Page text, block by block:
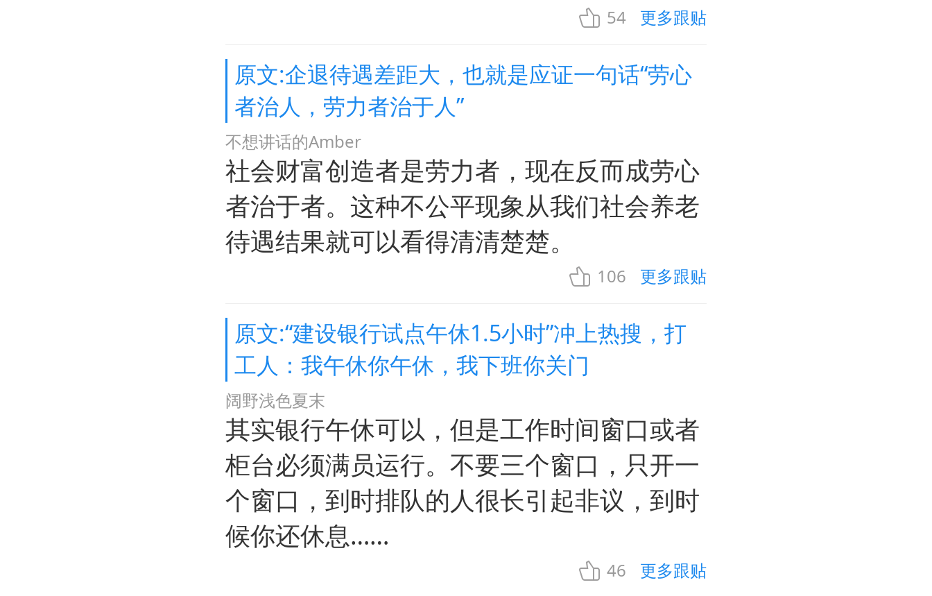
54 更多跟贴
原文:企退待遇差距大，也就是应证一句话“劳心
者治人，劳力者治于人”
不想讲话的Amber
社会财富创造者是劳力者，现在反而成劳心
者治于者。这种不公平现象从我们社会养老
待遇结果就可以看得清清楚楚。
106 更多跟贴
原文:“建设银行试点午休1.5小时”冲上热搜，打
工人：我午休你午休，我下班你关门
阔野浅色夏末
其实银行午休可以，但是工作时间窗口或者
柜台必须满员运行。不要三个窗口，只开一
个窗口，到时排队的人很长引起非议，到时
候你还休息……
46 更多跟贴